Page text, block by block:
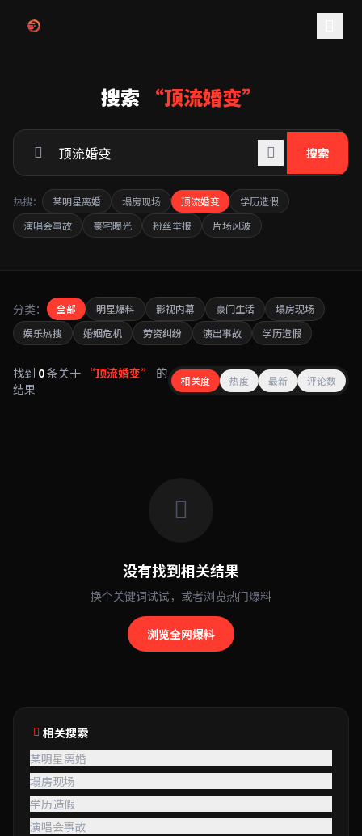
搜索 “顶流婚变”
搜索
热搜： 某明星离婚 塌房现场 顶流婚变
学历造假
演唱会事故
豪宅曝光 粉丝举报 片场风波
分类： 全部 明星爆料 影视内幕 豪门生活
塌房现场
娱乐热搜
婚姻危机 劳资纠纷 演出事故 学历造假
找到 0条关于 “顶流婚变”
的
结果
相关度 热度 最新 评论数
没有找到相关结果
换个关键词试试，或者浏览热门爆料
浏览全网爆料
相关搜索
某明星离婚
塌房现场
学历造假
演唱会事故